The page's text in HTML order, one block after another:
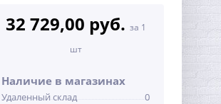
32 729,00 руб. за 1
шт
Наличие в магазинах
Удаленный склад
0